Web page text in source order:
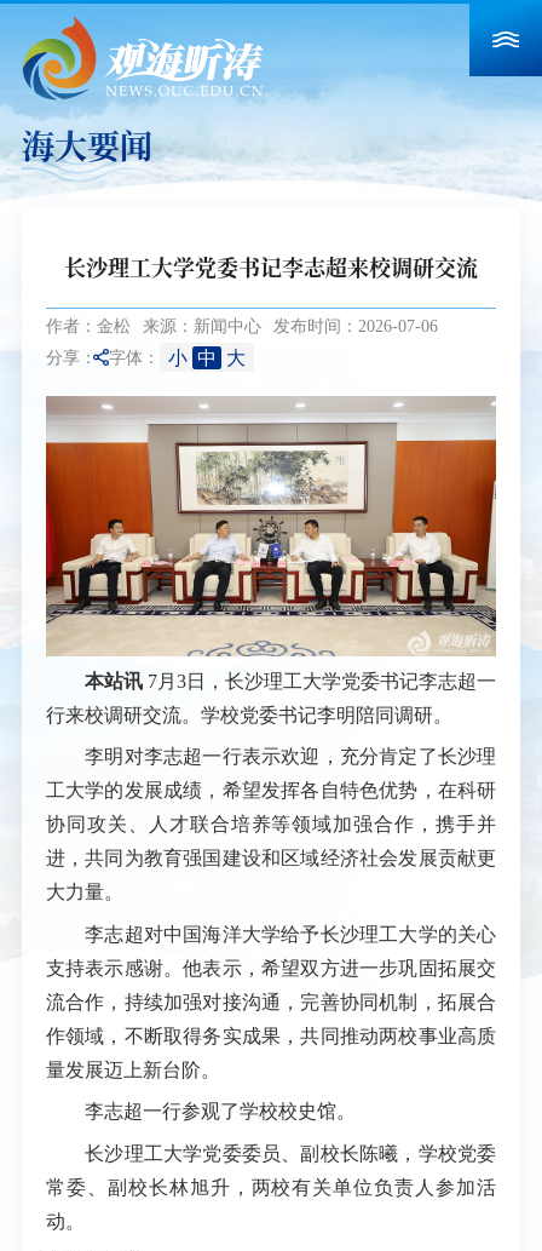
海大要闻
长沙理工大学党委书记李志超来校调研交流
作者：金松 来源：新闻中心 发布时间：2026-07-06
分享： 字体： 小 中 大
本站讯7月3日，长沙理工大学党委书记李志超一
行来校调研交流。学校党委书记李明陪同调研。
李明对李志超一行表示欢迎，充分肯定了长沙理
工大学的发展成绩，希望发挥各自特色优势，在科研
协同攻关、人才联合培养等领域加强合作，携手并
进，共同为教育强国建设和区域经济社会发展贡献更
大力量。
李志超对中国海洋大学给予长沙理工大学的关心
支持表示感谢。他表示，希望双方进一步巩固拓展交
流合作，持续加强对接沟通，完善协同机制，拓展合
作领域，不断取得务实成果，共同推动两校事业高质
量发展迈上新台阶。
李志超一行参观了学校校史馆。
长沙理工大学党委委员、副校长陈曦，学校党委
常委、副校长林旭升，两校有关单位负责人参加活
动。